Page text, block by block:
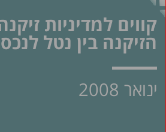
קווים למדיניות
הזיקנה בין נטל לנכס
ינואר 2008